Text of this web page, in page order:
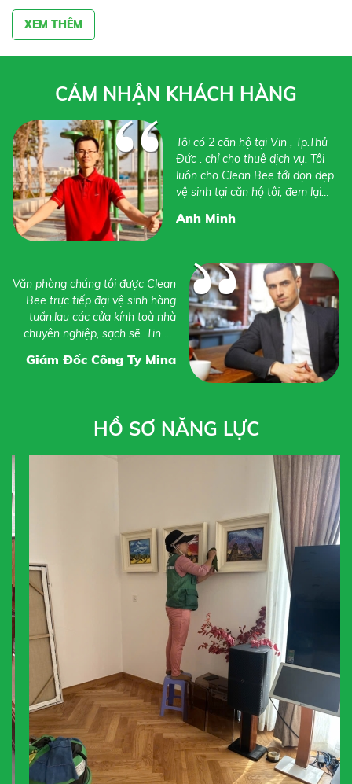
SINH CÔNG NGHIỆP -VỆ SINH NHÀ CỬA , BIỆT THỰ - VĂN
PHÒNG - NHÀ XƯỞNG - CŨNG NHƯ BẢO TRÌ - BẢO DƯỠNG -
XEM THÊM
CẢM NHẬN KHÁCH HÀNG
Tôi có 2 căn hộ tại Vin , Tp.Thủ
Đức . chỉ cho thuê dịch vụ. Tôi
luôn cho Clean Bee tới dọn dẹp
vệ sinh tại căn hộ tôi, đem lại
khách hàng khi thuê nhà của tôi
Anh Minh
Văn phòng chúng tôi được Clean
Bee trực tiếp đại vệ sinh hàng
tuần,lau các cửa kính toà nhà
chuyên nghiệp, sạch sẽ. Tin sẽ
Giám Đốc Công Ty Mina
HỒ SƠ NĂNG LỰC